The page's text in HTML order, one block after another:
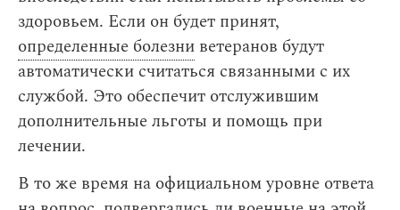
здоровьем. Если он будет принят,
определенные болезни ветеранов будут
автоматически считаться связанными с их
службой. Это обеспечит отслужившим
дополнительные льготы и помощь при
лечении.
В то же время на официальном уровне ответа